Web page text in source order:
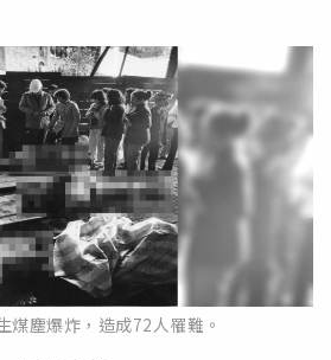
煤塵爆炸，造成72人罹難。